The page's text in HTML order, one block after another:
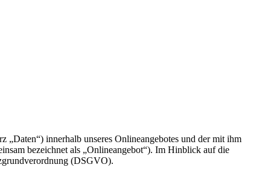
innerhalb unseres Onlineangebotes und der mit ihm
bezeichnet als „Onlineangebot“). Im Hinblick auf die
(DSGVO).